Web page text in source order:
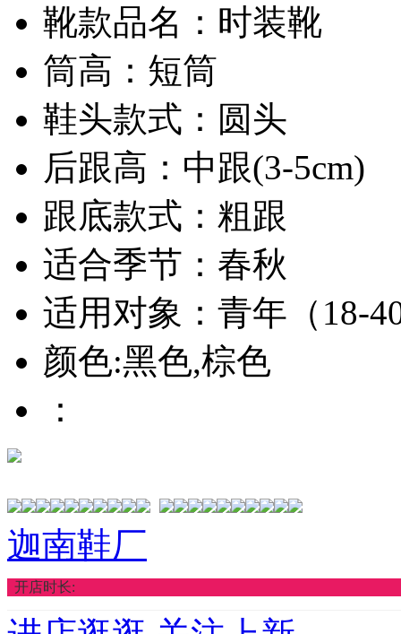
靴款品名：时装靴
筒高：短筒
鞋头款式：圆头
后跟高：中跟(3-5cm)
跟底款式：粗跟
适合季节：春秋
适用对象：青年（18-
颜色:黑色,棕色
：
迦南鞋厂
开店时长: